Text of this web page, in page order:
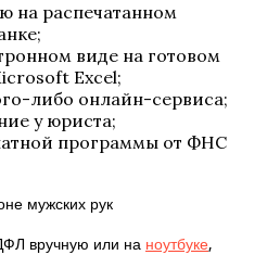
на распечатанном
виде на готовом
Excel;
либо онлайн-сервиса;
у юриста;
программы от ФНС
вручную или на ноутбуке,